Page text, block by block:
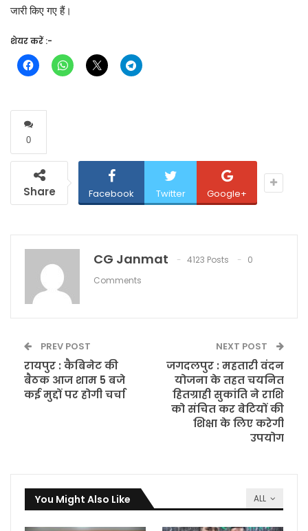
जारी किए गए हैं।
शेयर करें :-
0
Share Facebook Twitter Google+
CG Janmat 4123 Posts
0
Comments
PREV POST
रायपुर : कैबिनेट की
बैठक आज शाम 5 बजे
कई मुद्दों पर होगी चर्चा
NEXT POST
जगदलपुर : महतारी वंदन
योजना के तहत चयनित
हितग्राही सुकांति ने राशि
को संचित कर बेटियों की
शिक्षा के लिए करेगी
उपयोग
ALL
You Might Also Like